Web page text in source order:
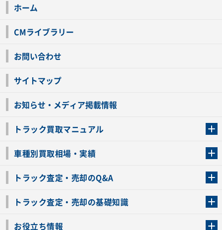
ホーム
CMライブラリー
お問い合わせ
サイトマップ
お知らせ・メディア掲載情報
トラック買取マニュアル
車種別買取相場・実績
トラック査定・売却のQ&A
トラック査定・売却の基礎知識
お役立ち情報